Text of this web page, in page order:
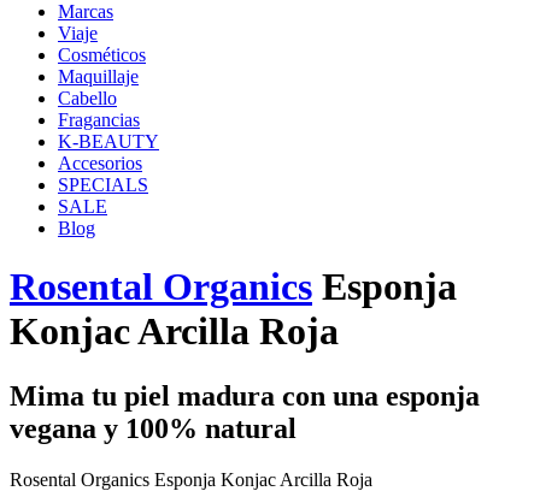
Marcas
Viaje
Cosméticos
Maquillaje
Cabello
Fragancias
K-BEAUTY
Accesorios
SPECIALS
SALE
Blog
Rosental Organics Esponja
Konjac Arcilla Roja
Mima tu piel madura con una esponja
vegana y 100% natural
Rosental Organics Esponja Konjac Arcilla Roja